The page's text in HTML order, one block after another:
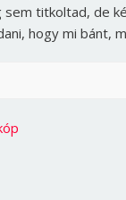
sem titkoltad, de
hogy mi bánt,